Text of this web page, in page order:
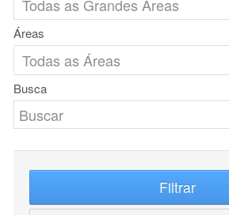
Áreas
Busca
Filtrar